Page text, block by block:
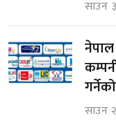
साउन
साउन